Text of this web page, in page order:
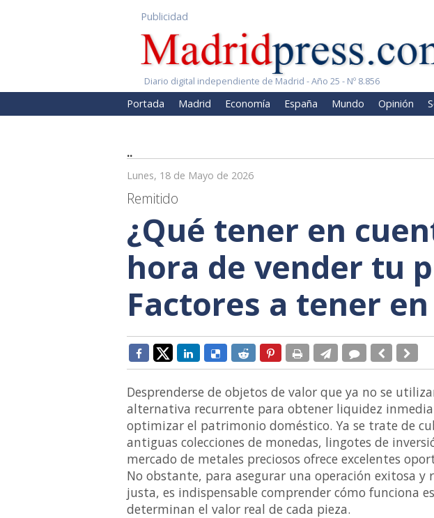
Publicidad
Diario digital independiente de Madrid - Año 25 - Nº 8.856
Portada Madrid Economía España Mundo Opinión
..
Lunes, 18 de Mayo de 2026
Remitido
¿Qué tener en
hora de vender tu
Factores a tener
Desprenderse de objetos de valor que ya no se
alternativa recurrente para obtener liquidez
optimizar el patrimonio doméstico. Ya se trate de
antiguas colecciones de monedas, lingotes de
mercado de metales preciosos ofrece excelentes
No obstante, para asegurar una operación exitosa y
justa, es indispensable comprender cómo funciona
determinan el valor real de cada pieza.